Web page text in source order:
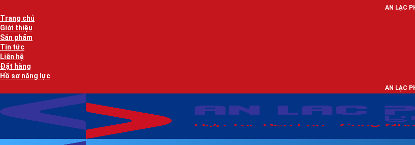
qua
nội
dung
AN LẠC PHÁT - NHÀ
Trang chủ
Giới thiệu
Sản phẩm
Tin tức
Liên hệ
Đặt hàng
Hồ sơ năng lực
AN LẠC PHÁT - NHÀ